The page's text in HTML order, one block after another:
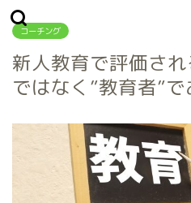
コーチング
新人教育で評価さ
ではなく”教育者”で